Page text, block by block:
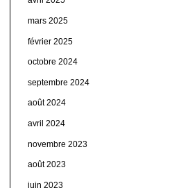
mars 2025
février 2025
octobre 2024
septembre 2024
août 2024
avril 2024
novembre 2023
août 2023
juin 2023